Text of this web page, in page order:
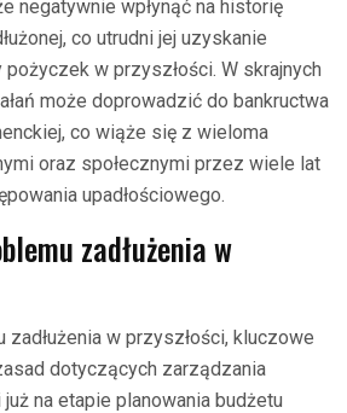
negatywnie wpłynąć na historię
co utrudni jej uzyskanie
w przyszłości. W skrajnych
może doprowadzić do bankructwa
co wiąże się z wieloma
oraz społecznymi przez wiele lat
upadłościowego.
zadłużenia w
zadłużenia w przyszłości, kluczowe
dotyczących zarządzania
na etapie planowania budżetu